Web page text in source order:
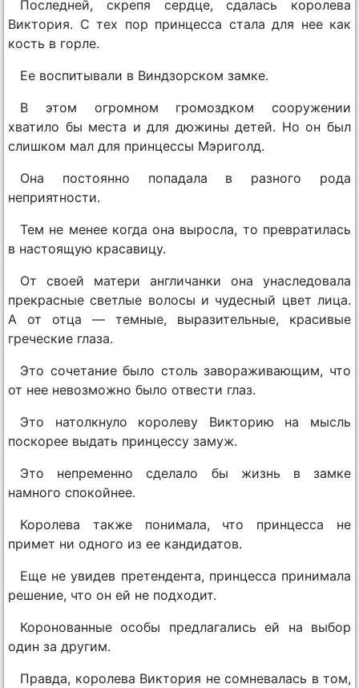
Последней, скрепя сердце, сдалась королева
Виктория. С тех пор принцесса стала для нее как
кость в горле.
Ее воспитывали в Виндзорском замке.
В этом огромном громоздком сооружении
хватило бы места и для дюжины детей. Но он был
слишком мал для принцессы Мэриголд.
Она постоянно попадала в разного рода
неприятности.
Тем не менее когда она выросла, то превратилась
в настоящую красавицу.
От своей матери англичанки она унаследовала
прекрасные светлые волосы и чудесный цвет лица.
А от отца — темные, выразительные, красивые
греческие глаза.
Это сочетание было столь завораживающим, что
от нее невозможно было отвести глаз.
Это натолкнуло королеву Викторию на мысль
поскорее выдать принцессу замуж.
Это непременно сделало бы жизнь в замке
намного спокойнее.
Королева также понимала, что принцесса не
примет ни одного из ее кандидатов.
Еще не увидев претендента, принцесса принимала
решение, что он ей не подходит.
Коронованные особы предлагались ей на выбор
один за другим.
Правда, королева Виктория не сомневалась в том,